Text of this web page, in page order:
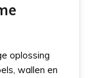
oplossing
wallen en